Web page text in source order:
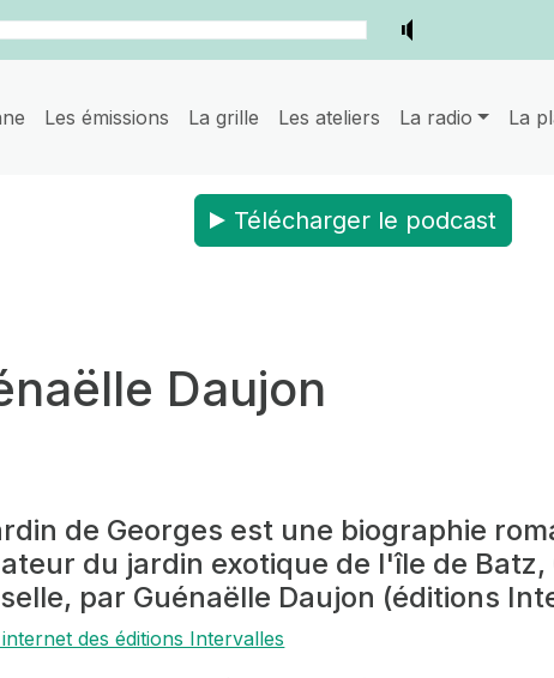
Les émissions La grille Les ateliers La radio La
Télécharger le podcast
Daujon
de Georges est une biographie
du jardin exotique de l'île de Batz,
par Guénaëlle Daujon (éditions
des éditions Intervalles